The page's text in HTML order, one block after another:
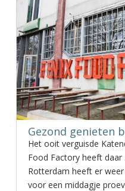
Gezond genieten
Het ooit verguisde
Food Factory heeft daar
Rotterdam heeft er
voor een middagje